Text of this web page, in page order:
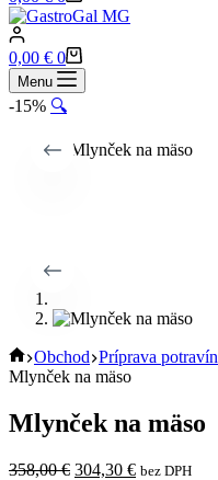
cart
Shopping
cart
0,00 € 0
Menu
-15% 🔍
Home
Obchod Príprava potravín
Mlynček na mäso
Mlynček na mäso
358,00€ Pôvodná
304,30 €Aktuálna
bez DPH